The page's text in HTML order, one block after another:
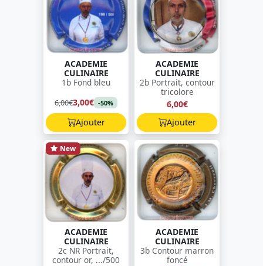
ACADEMIE
CULINAIRE
1b Fond bleu
6,00€3,00€ -50%
Ajouter
ACADEMIE
CULINAIRE
2b Portrait, contour
tricolore
6,00€
Ajouter
New
ACADEMIE
CULINAIRE
2c NR Portrait,
contour or, .../500
ACADEMIE
CULINAIRE
3b Contour marron
foncé